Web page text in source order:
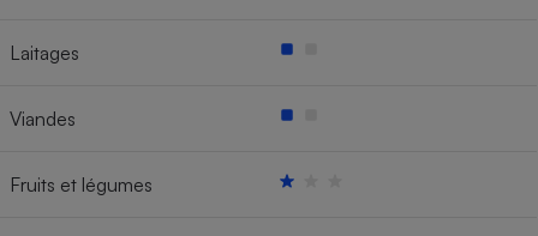
Laitages
Viandes
Fruits et légumes